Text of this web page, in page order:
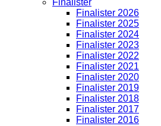
Finalister 2026
Finalister 2025
Finalister 2024
Finalister 2023
Finalister 2022
Finalister 2021
Finalister 2020
Finalister 2019
Finalister 2018
Finalister 2017
Finalister 2016